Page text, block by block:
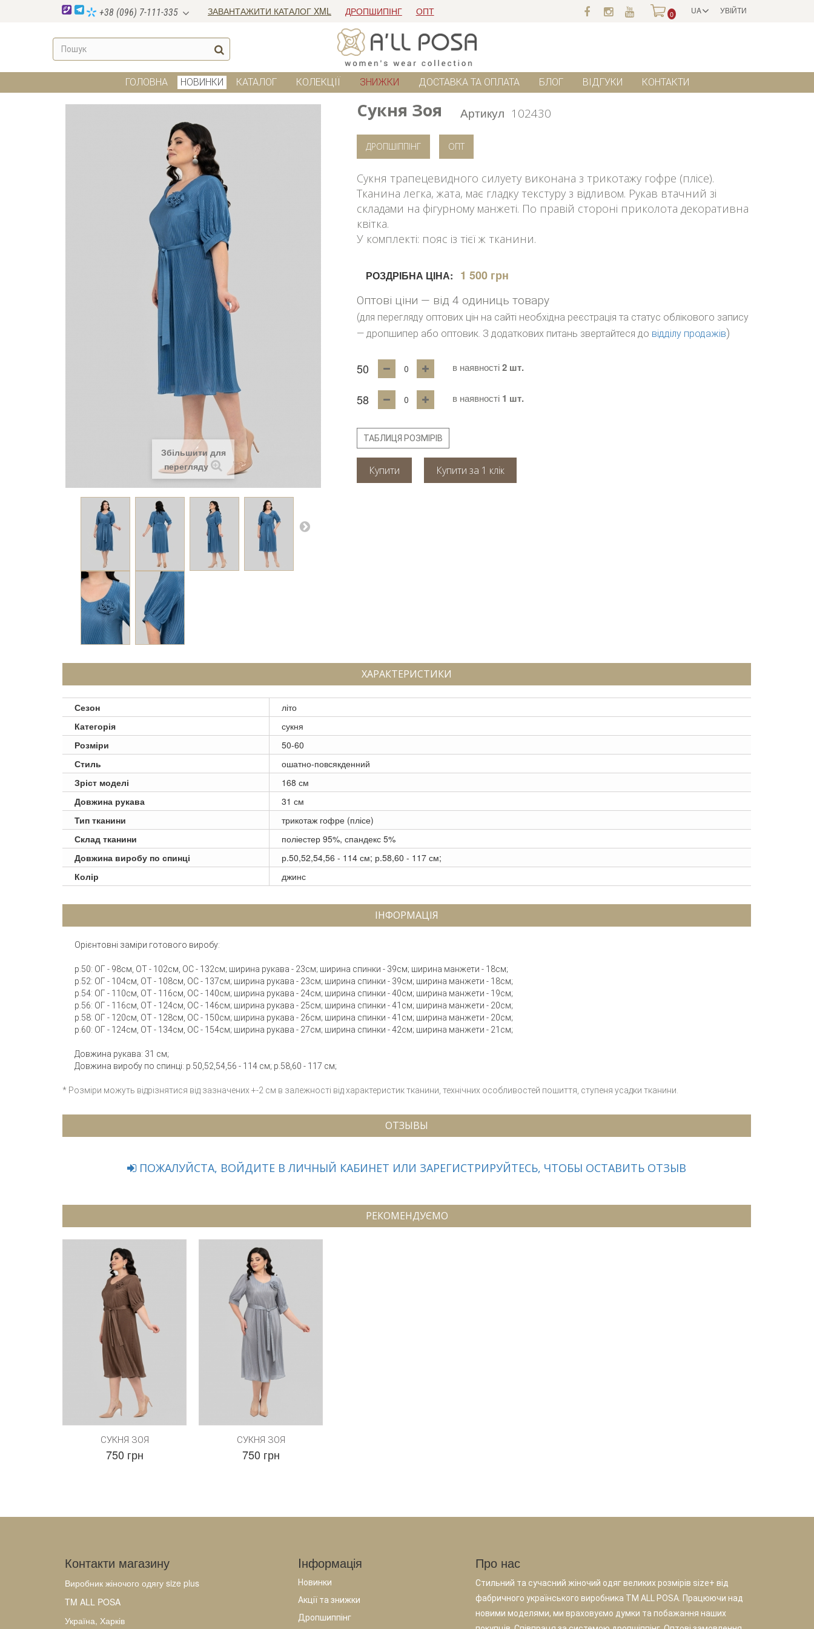
УВІЙТИ
UA
+38 (096) 7-111-335 ЗАВАНТАЖИТИ КАТАЛОГ XML ДРОПШИПІНГ ОПТ 0
ГОЛОВНА НОВИНКИ КАТАЛОГ КОЛЕКЦІЇ ЗНИЖКИ ДОСТАВКА ТА ОПЛАТА БЛОГ ВІДГУКИ КОНТАКТИ
Збільшити для
перегляду
Сукня Зоя Артикул 102430
ДРОПШІППІНГ ОПТ
Сукня трапецевидного силуету виконана з трикотажу гофре (плісе).
Тканина легка, жата, має гладку текстуру з відливом. Рукав втачний зі
складами на фігурному манжеті. По правій стороні приколота декоративна
квітка.
У комплекті: пояс із тієї ж тканини.
РОЗДРІБНА ЦІНА: 1 500 грн
Оптові ціни — від 4 одиниць товару
(для перегляду оптових цін на сайті необхідна реєстрація та статус облікового запису
— дропшипер або оптовик. З додаткових питань звертайтеся до відділу продажів)
50 в наявності 2 шт.
58 в наявності 1 шт.
ТАБЛИЦЯ РОЗМІРІВ
Купити
ХАРАКТЕРИСТИКИ
Сезон
літо
Категорія
сукня
Розміри
50-60
Стиль
ошатно-повсякденний
Зріст моделі
168 см
Довжина рукава
31 см
Тип тканини
трикотаж гофре (плісе)
Склад тканини
поліестер 95%, спандекс 5%
Довжина виробу по спинці
р.50,52,54,56 - 114 см; р.58,60 - 117 см;
Колір
джинс
ІНФОРМАЦІЯ
Орієнтовні заміри готового виробу:
р.50: ОГ - 98см, ОТ - 102см, ОС - 132см; ширина рукава - 23см; ширина спинки - 39см; ширина манжети - 18см;
р.52: ОГ - 104см, ОТ - 108см, ОС - 137см; ширина рукава - 23см; ширина спинки - 39см; ширина манжети - 18см;
р.54: ОГ - 110см, ОТ - 116см, ОС - 140см; ширина рукава - 24см; ширина спинки - 40см; ширина манжети - 19см;
р.56: ОГ - 116см, ОТ - 124см, ОС - 146см; ширина рукава - 25см; ширина спинки - 41см; ширина манжети - 20см;
р.58: ОГ - 120см, ОТ - 128см, ОС - 150см; ширина рукава - 26см; ширина спинки - 41см; ширина манжети - 20см;
р.60: ОГ - 124см, ОТ - 134см, ОС - 154см; ширина рукава - 27см; ширина спинки - 42см; ширина манжети - 21см;
Довжина рукава: 31 см;
Довжина виробу по спинці: р.50,52,54,56 - 114 см; р.58,60 - 117 см;
* Розміри можуть відрізнятися від зазначених +-2 см в залежності від характеристик тканини, технічних особливостей пошиття, ступеня усадки тканини.
ОТЗЫВЫ
ПОЖАЛУЙСТА, ВОЙДИТЕ В ЛИЧНЫЙ КАБИНЕТ ИЛИ ЗАРЕГИСТРИРУЙТЕСЬ, ЧТОБЫ ОСТАВИТЬ ОТЗЫВ
РЕКОМЕНДУЄМО
СУКНЯ ЗОЯ
750 грн
СУКНЯ ЗОЯ
750 грн
Контакти магазину
Виробник жіночого одягу size plus
TM ALL POSA
Україна, Харків
Iнформація
Новинки
Акції та знижки
Дропшиппінг
Про нас
Стильний та сучасний жіночий одяг великих розмірів size+ від
фабричного українського виробника TM ALL POSA. Працюючи над
новими моделями, ми враховуємо думки та побажання наших